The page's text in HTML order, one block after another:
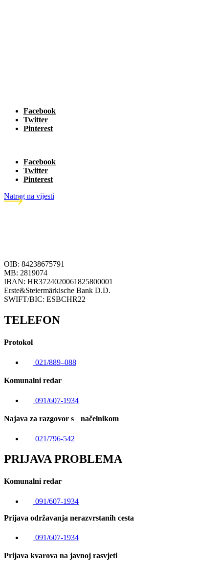
Facebook
Twitter
Pinterest
Facebook
Twitter
Pinterest
Natrag na vijesti
OIB: 84238675791
MB: 2819074
IBAN: HR3724020061825800001
Erste&Steiermärkische Bank D.D.
SWIFT/BIC: ESBCHR22
TELEFON
Protokol
021/889–088
Komunalni redar
091/607-1934
Najava za razgovor s načelnikom
021/796-542
PRIJAVA PROBLEMA
Komunalni redar
091/607-1934
Prijava održavanja nerazvrstanih cesta
091/607-1934
Prijava kvarova na javnoj rasvjeti